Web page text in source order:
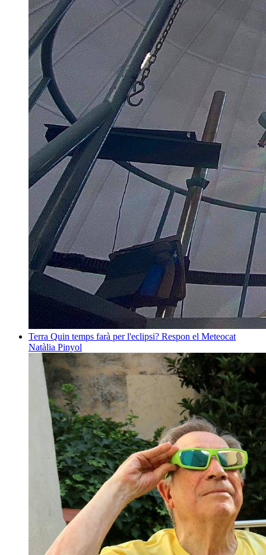
Terra Quin temps farà per l'eclipsi? Respon el Meteocat
Natàlia Pinyol